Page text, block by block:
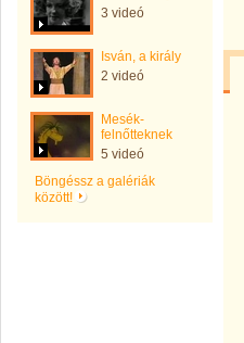
3 videó
Isván, a király
2 videó
Mesék-
felnőtteknek
5 videó
Böngéssz a galériák
között!